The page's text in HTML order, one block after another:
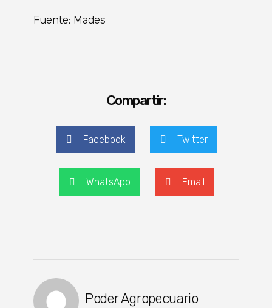
Fuente: Mades
Compartir:
Facebook Twitter
WhatsApp Email
Poder Agropecuario